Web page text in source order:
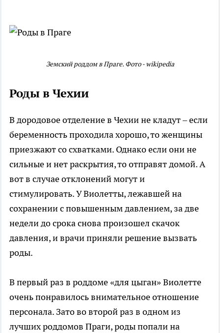
Земский роддом в Праге. Фото - wikipedia
Роды в Чехии
В дородовое отделение в Чехии не кладут – если
беременность проходила хорошо, то женщины
приезжают со схватками. Однако если они не
сильные и нет раскрытия, то отправят домой. А
вот в случае отклонений могут и
стимулировать. У Виолетты, лежавшей на
сохранении с повышенным давлением, за две
недели до срока снова произошел скачок
давления, и врачи приняли решение вызвать
роды.
В первый раз в роддоме «для цыган» Виолетте
очень понравилось внимательное отношение
персонала. Зато во второй раз в одном из
лучших роддомов Праги, роды попали на